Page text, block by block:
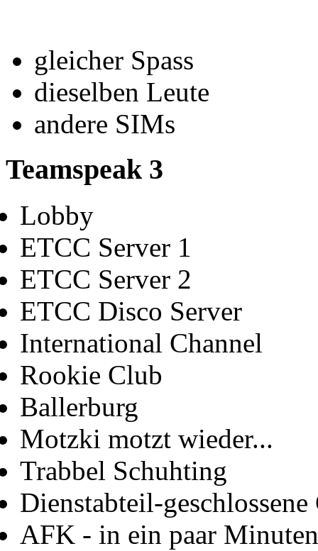
gleicher Spass
dieselben Leute
andere SIMs
Teamspeak 3
Lobby
ETCC Server 1
ETCC Server 2
ETCC Disco Server
International Channel
Rookie Club
Ballerburg
Motzki motzt wieder...
Trabbel Schuhting
Dienstabteil-geschlossene
AFK - in ein paar